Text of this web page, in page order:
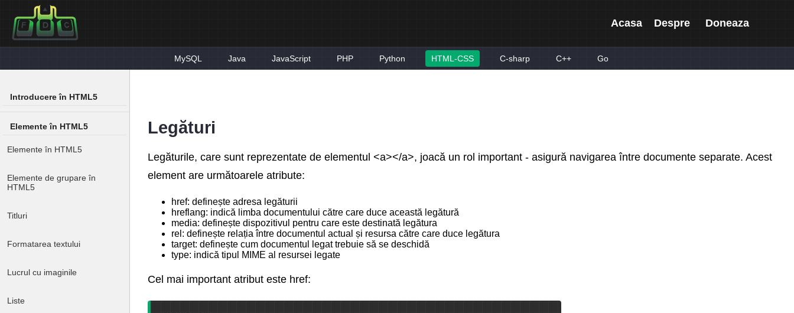
Acasa Despre Doneaza
MySQL Java JavaScript PHP Python HTML-CSS C-sharp C++ Go
Introducere în HTML5
Elemente în HTML5
Elemente în HTML5
Elemente de grupare în
HTML5
Titluri
Formatarea textului
Lucrul cu imaginile
Liste
Legături
Legăturile, care sunt reprezentate de elementul <a></a>, joacă un rol important - asigură navigarea între documente separate. Acest
element are următoarele atribute:
href: definește adresa legăturii
hreflang: indică limba documentului către care duce această legătură
media: definește dispozitivul pentru care este destinată legătura
rel: definește relația între documentul actual și resursa către care duce legătura
target: definește cum documentul legat trebuie să se deschidă
type: indică tipul MIME al resursei legate
Cel mai important atribut este href: